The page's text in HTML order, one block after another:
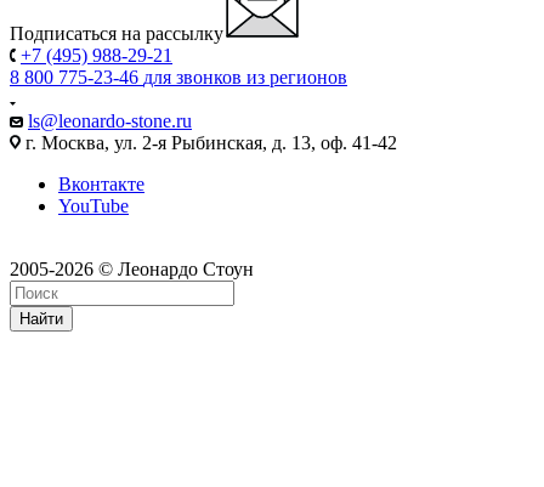
Подписаться на рассылку
+7 (495) 988-29-21
8 800 775-23-46 для звонков из регионов
ls@leonardo-stone.ru
г. Москва, ул. 2-я Рыбинская, д. 13, оф. 41-42
Вконтакте
YouTube
2005-2026 © Леонардо Стоун
Найти